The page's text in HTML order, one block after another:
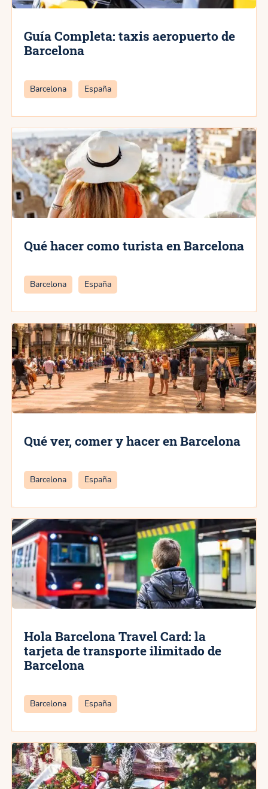
Guía Completa: taxis aeropuerto de
Barcelona
Categorías
Barcelona España
Qué hacer como turista en Barcelona
Categorías
Barcelona España
Qué ver, comer y hacer en Barcelona
Categorías
Barcelona España
Hola Barcelona Travel Card: la
tarjeta de transporte ilimitado de
Barcelona
Categorías
Barcelona España